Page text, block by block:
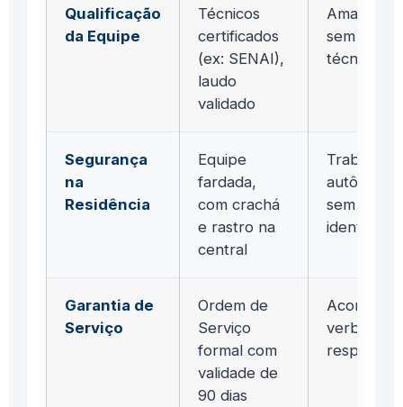
Qualificação
da Equipe
Técnicos
certificados
(ex: SENAI),
laudo
validado
Amadores
sem
técnica
Segurança
na
Residência
Equipe
fardada,
com crachá
e rastro na
central
sem
Garantia de
Serviço
Ordem de
Serviço
formal com
validade de
90 dias
Acordos
verbais
respaldo